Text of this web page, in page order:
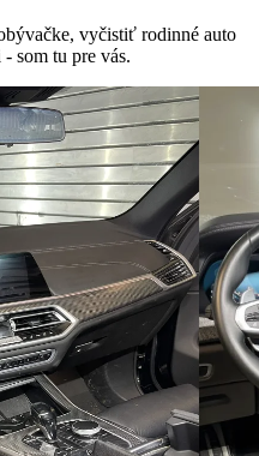
vyčistiť rodinné auto
som tu pre vás.